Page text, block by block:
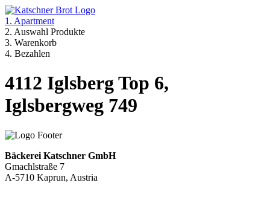
1. Apartment
2. Auswahl Produkte
3. Warenkorb
4. Bezahlen
4112 Iglsberg Top 6,
Iglsbergweg 749
Bäckerei Katschner GmbH
Gmachlstraße 7
A-5710 Kaprun, Austria